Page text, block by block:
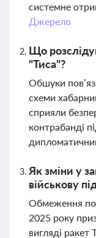
системне
Джерело
Що
"Тиса"?
Обшуки
схеми
сприяли
контрабанді
Як зміни у
військову
Обмеження
2025 року
вигляді ракет